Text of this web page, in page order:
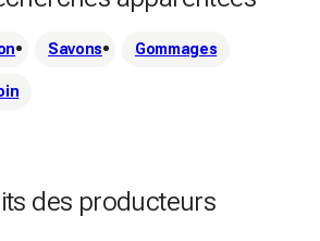
Savons Gommages
des producteurs